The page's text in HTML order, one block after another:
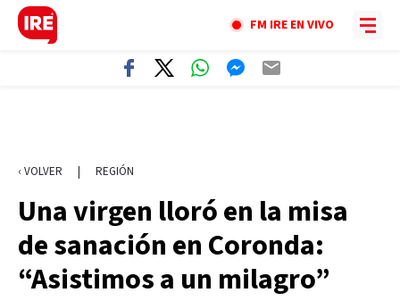
FM IRE EN VIVO
‹ VOLVER | REGIÓN
Una virgen lloró en la misa
de sanación en Coronda:
“Asistimos a un milagro”